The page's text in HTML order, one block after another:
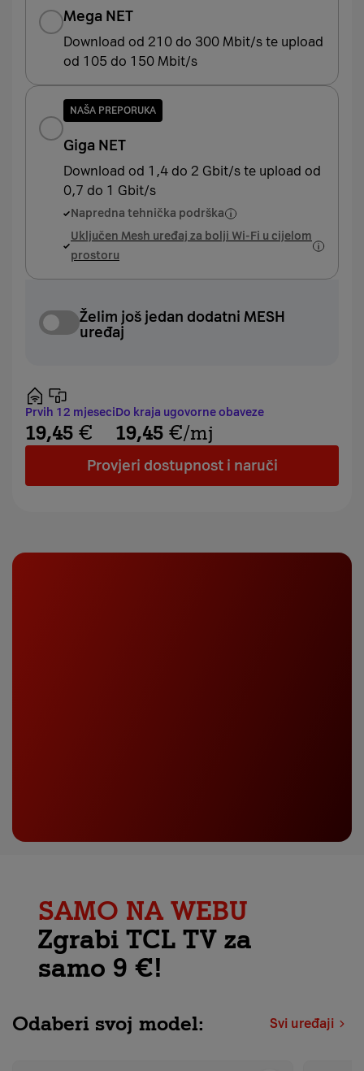
Mega NET
Download od 210 do 300 Mbit/s te upload
od 105 do 150 Mbit/s
NAŠA PREPORUKA
Giga NET
Download od 1,4 do 2 Gbit/s te upload od
0,7 do 1 Gbit/s
Napredna tehnička podrška
Uključen Mesh uređaj za bolji Wi-Fi u cijelom
prostoru
Želim još jedan dodatni MESH
uređaj
Prvih 12 mjeseci
19,45 €
Do kraja ugovorne obaveze
19,45 €/mj
Provjeri dostupnost i naruči
SAMO NA WEBU
Zgrabi TCL TV za
samo 9 €!
Odaberi svoj model: Svi uređaji